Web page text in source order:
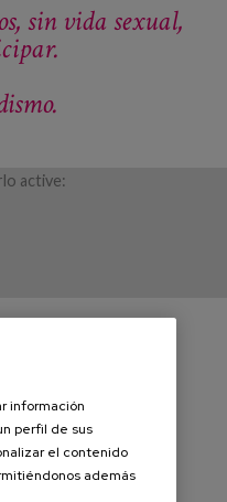
sin vida sexual,
active:
información
perfil de sus
el contenido
además